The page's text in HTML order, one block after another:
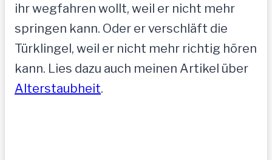
ihr wegfahren wollt, weil er nicht mehr
springen kann. Oder er verschläft die
Türklingel, weil er nicht mehr richtig hören
kann. Lies dazu auch meinen Artikel über
Alterstaubheit.